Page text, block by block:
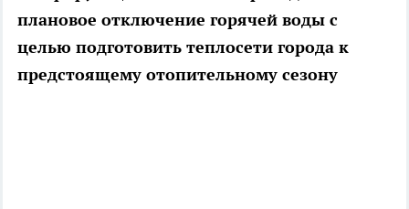
плановое отключение горячей воды с
целью подготовить теплосети города к
предстоящему отопительному сезону